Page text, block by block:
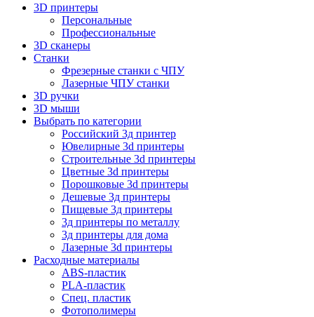
3D принтеры
Персональные
Профессиональные
3D сканеры
Станки
Фрезерные станки с ЧПУ
Лазерные ЧПУ станки
3D ручки
3D мыши
Выбрать по категории
Российский 3д принтер
Ювелирные 3d принтеры
Строительные 3d принтеры
Цветные 3d принтеры
Порошковые 3d принтеры
Дешевые 3д принтеры
Пищевые 3д принтеры
3д принтеры по металлу
3д принтеры для дома
Лазерные 3d принтеры
Расходные материалы
ABS-пластик
PLA-пластик
Спец. пластик
Фотополимеры